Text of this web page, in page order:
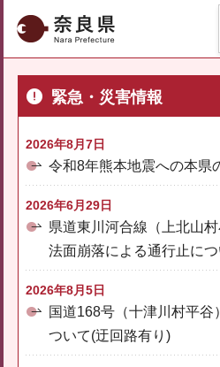
奈良県
緊急・災害情報
2026年8月7日
令和8年熊本地震への本県
2026年6月29日
県道東川河合線（上北山
法面崩落による通行止につ
2026年8月5日
国道168号（十津川村平谷
ついて(迂回路有り)